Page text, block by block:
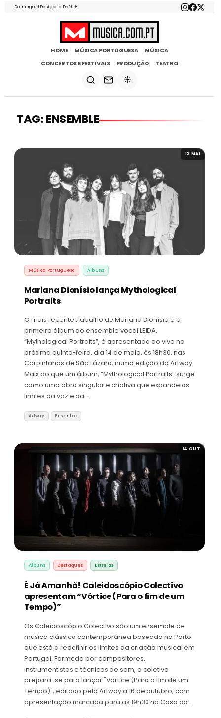
Domingo, 9 De Agosto De 2026
HOME MÚSICA PORTUGUESA
MÚSICA
CONCERTOS E FESTIVAIS
PRODUÇÃO TEATRO
☀️
TAG: ENSEMBLE
13 MAI
Música Portuguesa Álbuns
Mariana Dionísio lança Mythological
Portraits
O mais recente trabalho de Mariana Dionísio e o
primeiro álbum do ensemble vocal LEIDA,
“Mythological Portraits”, é apresentado ao vivo na
próxima quinta-feira, dia 14 de maio, às 18h30, nas
Carpintarias de São Lázaro, numa edição da Artway.
Mais do que um álbum, “Mythological Portraits” surge
como uma obra singular e criativa que expande os
limites da voz e da…
Artway Ensemble
14 OUT
Álbuns Destaques Estreias
É Já Amanhã! Caleidoscópio Colectivo
apresentam “Vórtice (Para o fim de um
Tempo)”
Os Caleidoscópio Colectivo são um ensemble de
música clássica contemporânea baseado no Porto
que está a redefinir os limites da criação musical em
Portugal. Formado por compositores,
instrumentistas e técnicos de som, o coletivo
prepara-se para lançar "Vórtice (Para o fim de um
Tempo)", editado pela Artway a 16 de outubro, com
apresentação marcada para as 19h30 na Casa da…